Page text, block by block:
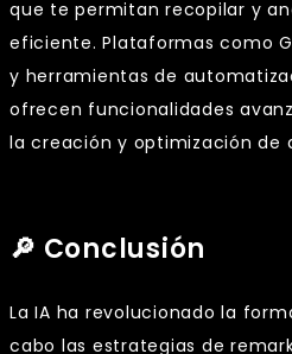
que te permitan recopilar y
eficiente. Plataformas como
y herramientas de
ofrecen funcionalidades
la creación y optimización de
🔎 Conclusión
La IA ha revolucionado la
cabo las estrategias de